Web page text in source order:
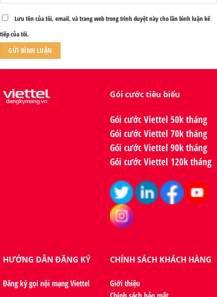
Lưu tên của tôi, email, và trang web trong trình duyệt này cho lần bình luận kế
tiếp của tôi.
Gói cước tiêu biểu
Gói cước Viettel 50k tháng
Gói cước Viettel 70k tháng
Gói cước Viettel 90k tháng
Gói cước Viettel 120k tháng
HƯỚNG DẪN ĐĂNG KÝ
Đăng ký gọi nội mạng Viettel
CHÍNH SÁCH KHÁCH HÀNG
Giới thiệu